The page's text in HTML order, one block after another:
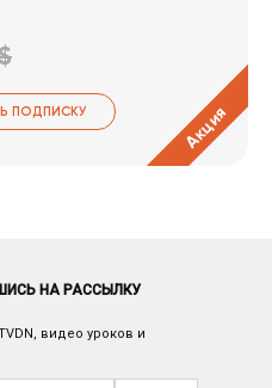
ПОДПИСКУ Акция
НА РАССЫЛКУ
видео уроков и